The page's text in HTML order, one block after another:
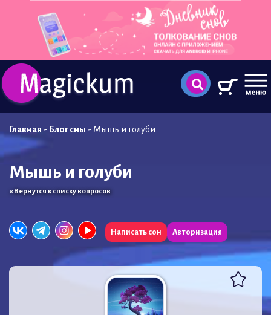
Главная - Блог сны - Мышь и голуби
Мышь и голуби
« Вернутся к списку вопросов
Написать сон Авторизация